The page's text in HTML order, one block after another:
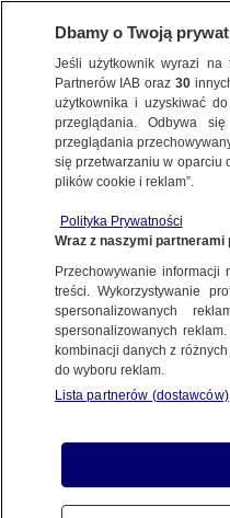
POLSKA
w powietrzu!".
Oprac.Adrian
1.06.2026, 22:24
Posłuchaj artykułu
Czyta lektor AI
Dbamy o Twoją
Jeśli użytkownik wyrazi
Partnerów IAB oraz30
użytkownika i uzyskiwać
przeglądania. Odbywa
przeglądania
się przetwarzaniu w oparciu
plików cookie i reklam”.
Polityka Prywatności
Wraz z naszymi partnerami
Przechowywanie
treści. Wykorzystywanie
spersonalizowanych
spersonalizowanych
kombinacji danych z
do wyboru reklam.
Lista partnerów (dostawców)